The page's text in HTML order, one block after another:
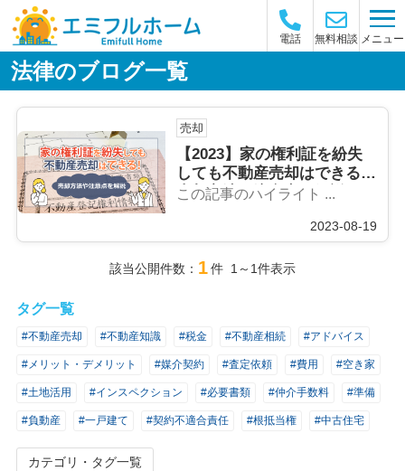
電話 無料相談 メニュー
法律のブログ一覧
売却
【2023】家の権利証を紛失
しても不動産売却はできる！
売却方法や注意点を解説
この記事のハイライト ...
2023-08-19
該当公開件数： 1件 1～1件表示
タグ一覧
#不動産売却 #不動産知識 #税金 #不動産相続 #アドバイス
#メリット・デメリット #媒介契約 #査定依頼 #費用 #空き家
#土地活用 #インスペクション #必要書類 #仲介手数料 #準備
#負動産 #一戸建て #契約不適合責任 #根抵当権 #中古住宅
カテゴリ・タグ一覧